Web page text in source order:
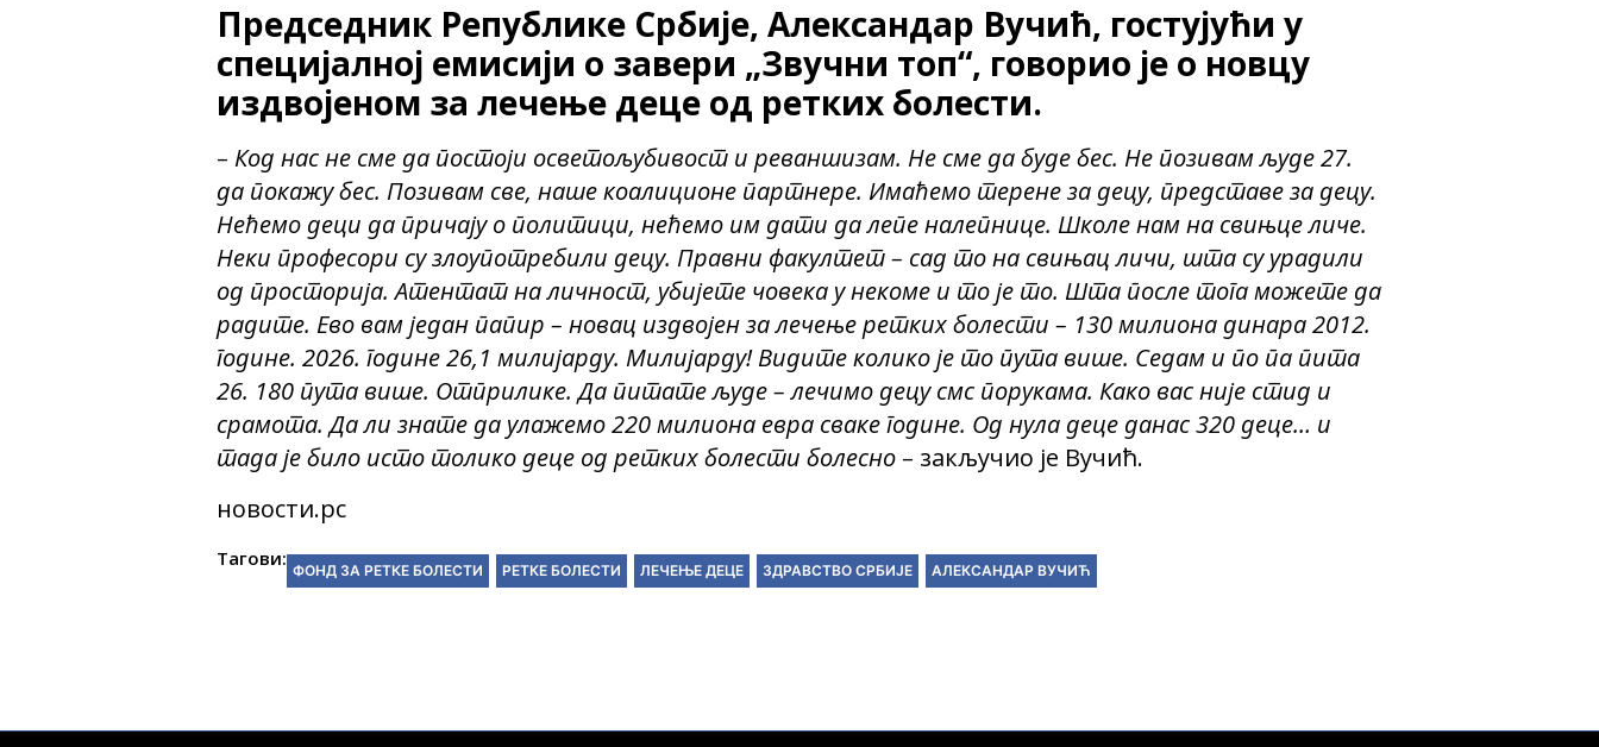
Председник Републике Србије, Александар Вучић, гостујући у
специјалној емисији о завери „Звучни топ“, говорио је о новцу
издвојеном за лечење деце од ретких болести.
– Код нас не сме да постоји осветољубивост и реваншизам. Не сме да буде бес. Не позивам људе 27.
да покажу бес. Позивам све, наше коалиционе партнере. Имаћемо терене за децу, представе за децу.
Нећемо деци да причају о политици, нећемо им дати да лепе налепнице. Школе нам на свињце личе.
Неки професори су злоупотребили децу. Правни факултет – сад то на свињац личи, шта су урадили
од просторија. Атентат на личност, убијете човека у некоме и то је то. Шта после тога можете да
радите. Ево вам један папир – новац издвојен за лечење ретких болести – 130 милиона динара 2012.
године. 2026. године 26,1 милијарду. Милијарду! Видите колико је то пута више. Седам и по па пита
26. 180 пута више. Отприлике. Да питате људе – лечимо децу смс порукама. Како вас није стид и
срамота. Да ли знате да улажемо 220 милиона евра сваке године. Од нула деце данас 320 деце… и
тада је било исто толико деце од ретких болести болесно – закључио је Вучић.
новости.рс
Тагови:
ФОНД ЗА РЕТКЕ БОЛЕСТИ РЕТКЕ БОЛЕСТИ ЛЕЧЕЊЕ ДЕЦЕ ЗДРАВСТВО СРБИЈЕ АЛЕКСАНДАР ВУЧИЋ